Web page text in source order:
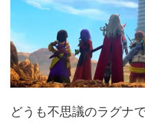
どうも不思議のラグナで